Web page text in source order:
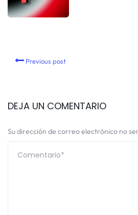
Previous post
DEJA UN COMENTARIO
Su dirección de correo electrónico no